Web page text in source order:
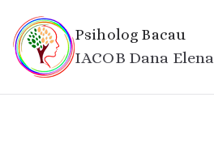
Psiholog Bacau
IACOB Dana Elena